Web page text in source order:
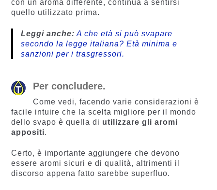
con un aroma differente, continua a sentirsi
quello utilizzato prima.
Leggi anche: A che età si può svapare
secondo la legge italiana? Età minima e
sanzioni per i trasgressori.
Per concludere.
Come vedi, facendo varie considerazioni è
facile intuire che la scelta migliore per il mondo
dello svapo è quella di utilizzare gli aromi
appositi.
Certo, è importante aggiungere che devono
essere aromi sicuri e di qualità, altrimenti il
discorso appena fatto sarebbe superfluo.